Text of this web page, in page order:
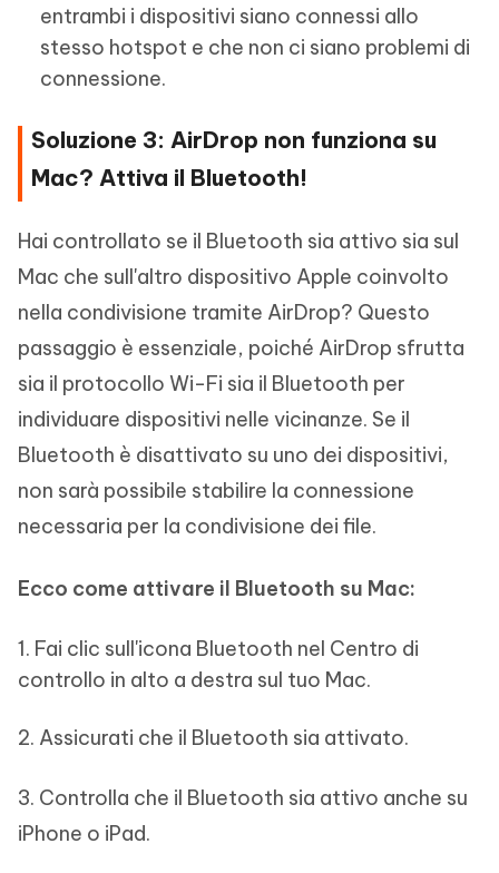
entrambi i dispositivi siano connessi allo
stesso hotspot e che non ci siano problemi di
connessione.
Soluzione 3: AirDrop non funziona su
Mac? Attiva il Bluetooth!
Hai controllato se il Bluetooth sia attivo sia sul
Mac che sull'altro dispositivo Apple coinvolto
nella condivisione tramite AirDrop? Questo
passaggio è essenziale, poiché AirDrop sfrutta
sia il protocollo Wi-Fi sia il Bluetooth per
individuare dispositivi nelle vicinanze. Se il
Bluetooth è disattivato su uno dei dispositivi,
non sarà possibile stabilire la connessione
necessaria per la condivisione dei file.
Ecco come attivare il Bluetooth su Mac:
1. Fai clic sull'icona Bluetooth nel Centro di
controllo in alto a destra sul tuo Mac.
2. Assicurati che il Bluetooth sia attivato.
3. Controlla che il Bluetooth sia attivo anche su
iPhone o iPad.